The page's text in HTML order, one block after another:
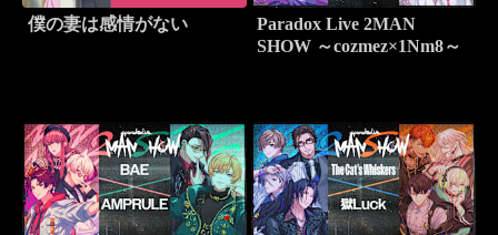
僕の妻は感情がない
Paradox Live 2MAN
SHOW ～cozmez×1Nm8～